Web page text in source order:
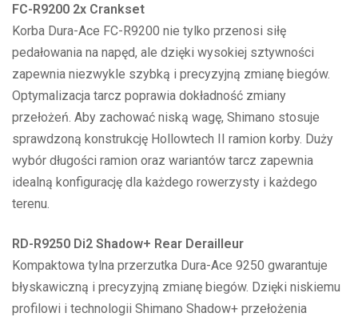
FC-R9200 2x Crankset
Korba Dura-Ace FC-R9200 nie tylko przenosi siłę
pedałowania na napęd, ale dzięki wysokiej sztywności
zapewnia niezwykle szybką i precyzyjną zmianę biegów.
Optymalizacja tarcz poprawia dokładność zmiany
przełożeń. Aby zachować niską wagę, Shimano stosuje
sprawdzoną konstrukcję Hollowtech II ramion korby. Duży
wybór długości ramion oraz wariantów tarcz zapewnia
idealną konfigurację dla każdego rowerzysty i każdego
terenu.
RD-R9250 Di2 Shadow+ Rear Derailleur
Kompaktowa tylna przerzutka Dura-Ace 9250 gwarantuje
błyskawiczną i precyzyjną zmianę biegów. Dzięki niskiemu
profilowi i technologii Shimano Shadow+ przełożenia